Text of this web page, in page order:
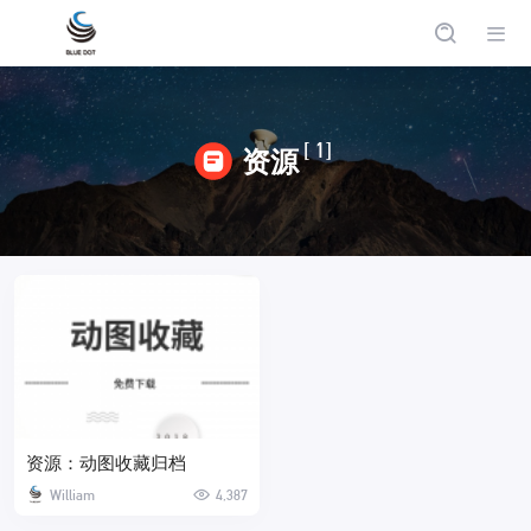
资源 [ 1]
资源：动图收藏归档
William 4,387